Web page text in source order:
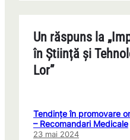
Un răspuns la
în Știință și
Lor”
Tendințe în promovare
– Recomandari Medicale
23 mai 2024